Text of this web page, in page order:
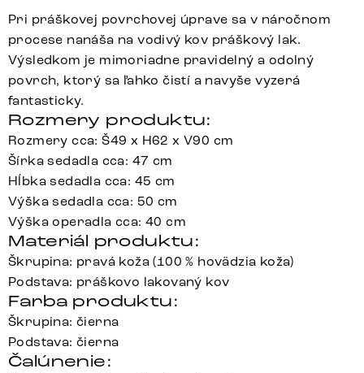
Pri práškovej povrchovej úprave sa v náročnom
procese nanáša na vodivý kov práškový lak.
Výsledkom je mimoriadne pravidelný a odolný
povrch, ktorý sa ľahko čistí a navyše vyzerá
fantasticky.
Rozmery produktu:
Rozmery cca: Š49 x H62 x V90 cm
Šírka sedadla cca: 47 cm
Hĺbka sedadla cca: 45 cm
Výška sedadla cca: 50 cm
Výška operadla cca: 40 cm
Materiál produktu:
Škrupina: pravá koža (100 % hovädzia koža)
Podstava: práškovo lakovaný kov
Farba produktu:
Škrupina: čierna
Podstava: čierna
Čalúnenie: